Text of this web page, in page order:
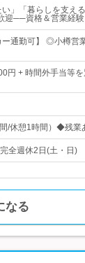
い」「暮らしを支
迎──資格＆営業経験
ー通勤可】 ◎小樽営
円 + 時間外手当等
/休憩1時間）◆残業
全週休2日(土・日
なる